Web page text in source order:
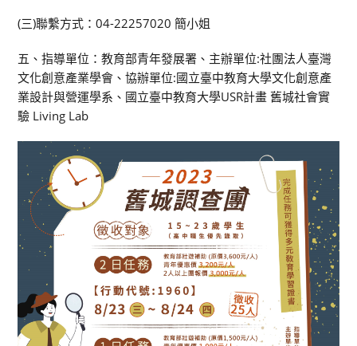
(三)聯繫方式：04-22257020 簡小姐
五、指導單位：教育部青年發展署、主辦單位:社團法人臺灣
文化創意產業學會、協辦單位:國立臺中教育大學文化創意產
業設計與營運學系、國立臺中教育大學USR計畫 舊城社會實
驗 Living Lab